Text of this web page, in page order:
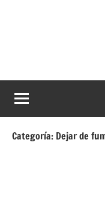
Dejar
de
fumar
dejar
de
fumar
Categoría: Dejar de